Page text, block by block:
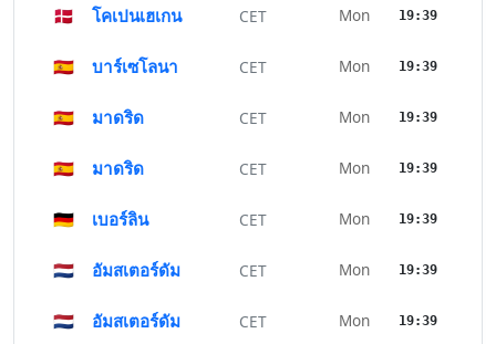
🇩🇰 โคเปนเฮเกน CET Mon 19:39
🇪🇸 บาร์เซโลนา CET Mon 19:39
🇪🇸 มาดริด CET Mon 19:39
🇪🇸 มาดริด CET Mon 19:39
🇩🇪 เบอร์ลิน CET Mon 19:39
🇳🇱 อัมสเตอร์ดัม CET Mon 19:39
🇳🇱 อัมสเตอร์ดัม CET Mon 19:39